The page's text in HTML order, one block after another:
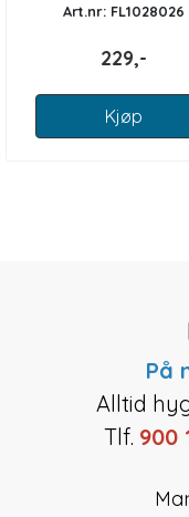
Art.nr: FL1028026
229,-
Kjøp
På
Alltid
Tlf. 900